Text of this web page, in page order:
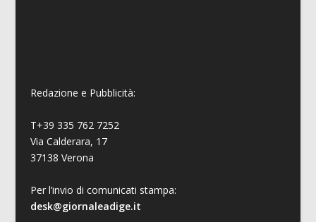
Redazione e Pubblicità:
T+39 335 762 7252
Via Calderara, 17
37138 Verona
Per l’invio di comunicati stampa:
desk@giornaleadige.it